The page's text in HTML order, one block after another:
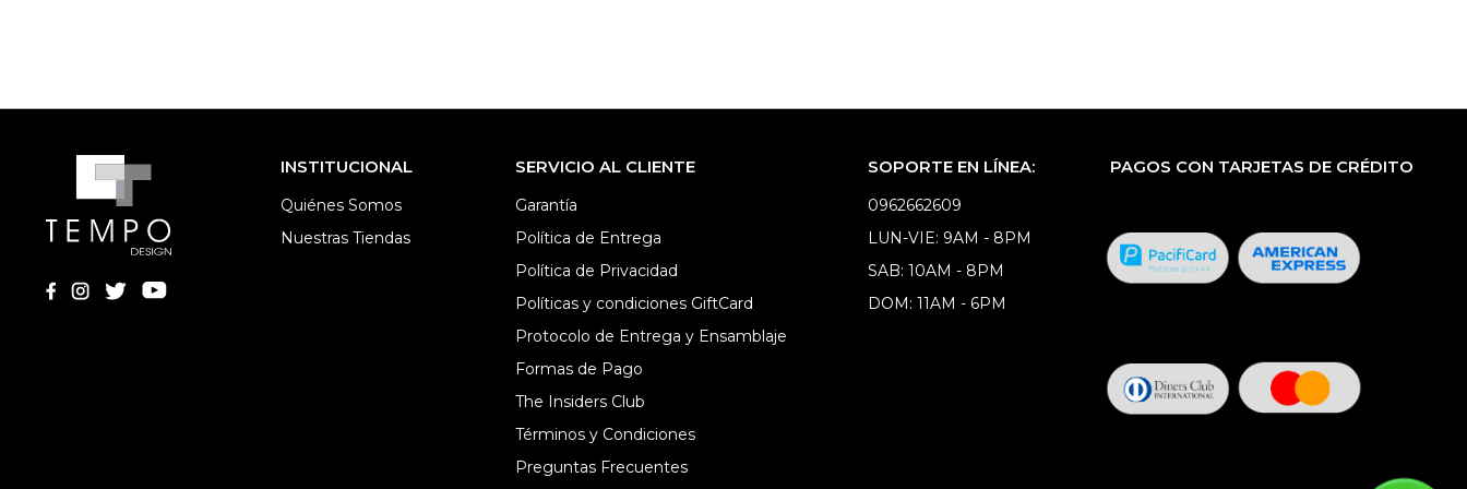
INSTITUCIONAL
Quiénes Somos
Nuestras Tiendas
SERVICIO AL CLIENTE
Garantía
Política de Entrega
Política de Privacidad
Políticas y condiciones GiftCard
Protocolo de Entrega y Ensamblaje
Formas de Pago
The Insiders Club
Términos y Condiciones
Preguntas Frecuentes
SOPORTE EN LÍNEA:
0962662609
LUN-VIE: 9AM - 8PM
SAB: 10AM - 8PM
DOM: 11AM - 6PM
PAGOS CON TARJETAS DE CRÉDITO